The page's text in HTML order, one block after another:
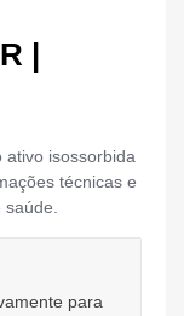
|
isossorbida
técnicas e
para